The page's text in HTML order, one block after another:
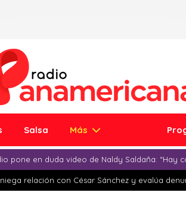
Salsa Más
pone en duda video de Naldy Saldaña: “Hay
relación con César Sánchez y evalúa